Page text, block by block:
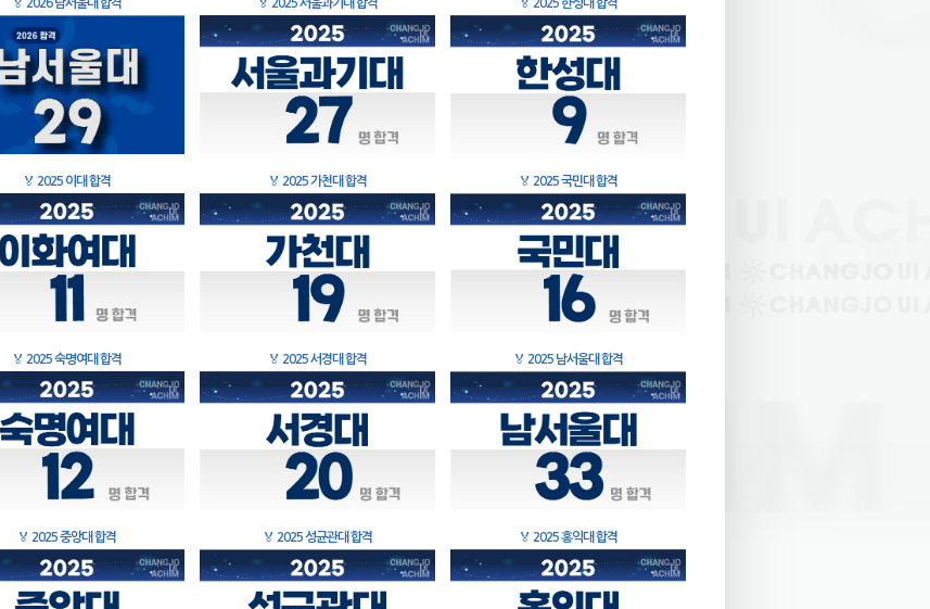
🏅 2026 남서울대 합격 🏅 2025 서울과기대 합격 🏅 2025 한성대 합격
🏅 2025 이대 합격 🏅 2025 가천대 합격 🏅 2025 국민대 합격
🏅 2025 숙명여대 합격 🏅 2025 서경대 합격 🏅 2025 남서울대 합격
🏅 2025 중앙대 합격 🏅 2025 성균관대 합격 🏅 2025 홍익대 합격